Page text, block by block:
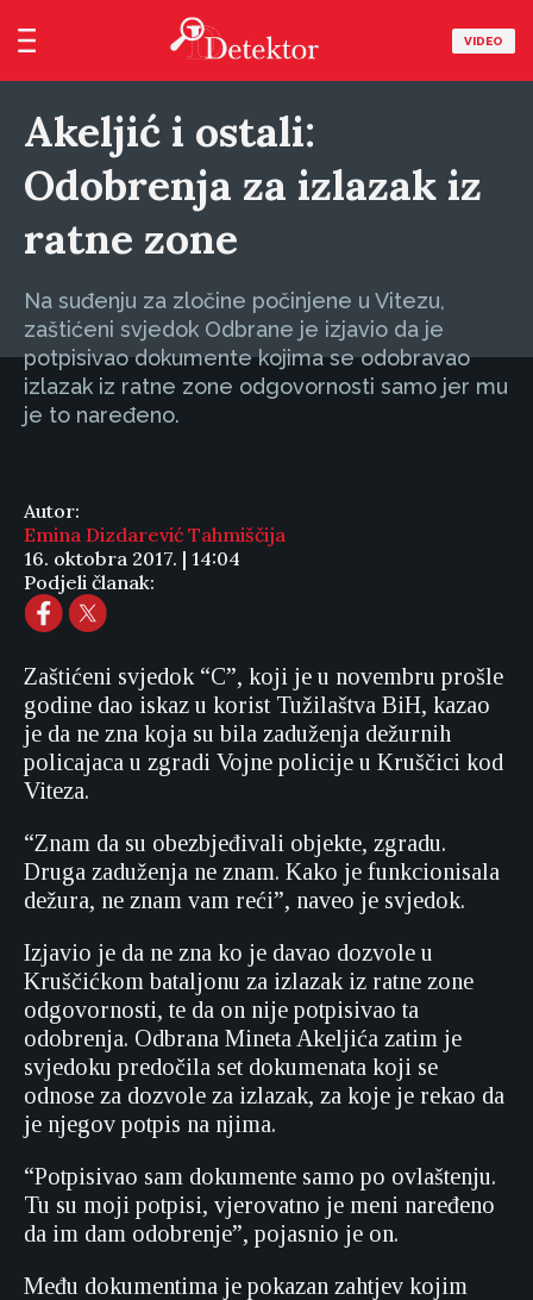
VIDEO
Akeljić i ostali:
Odobrenja za izlazak iz
ratne zone
Na suđenju za zločine počinjene u Vitezu,
zaštićeni svjedok Odbrane je izjavio da je
potpisivao dokumente kojima se odobravao
izlazak iz ratne zone odgovornosti samo jer mu
je to naređeno.
Autor:
Emina Dizdarević Tahmiščija
16. oktobra 2017. | 14:04
Podjeli članak:
Zaštićeni svjedok “C”, koji je u novembru prošle
godine dao iskaz u korist Tužilaštva BiH, kazao
je da ne zna koja su bila zaduženja dežurnih
policajaca u zgradi Vojne policije u Kruščici kod
Viteza.
“Znam da su obezbjeđivali objekte, zgradu.
Druga zaduženja ne znam. Kako je funkcionisala
dežura, ne znam vam reći”, naveo je svjedok.
Izjavio je da ne zna ko je davao dozvole u
Kruščićkom bataljonu za izlazak iz ratne zone
odgovornosti, te da on nije potpisivao ta
odobrenja. Odbrana Mineta Akeljića zatim je
svjedoku predočila set dokumenata koji se
odnose za dozvole za izlazak, za koje je rekao da
je njegov potpis na njima.
“Potpisivao sam dokumente samo po ovlaštenju.
Tu su moji potpisi, vjerovatno je meni naređeno
da im dam odobrenje”, pojasnio je on.
Među dokumentima je pokazan zahtjev kojim